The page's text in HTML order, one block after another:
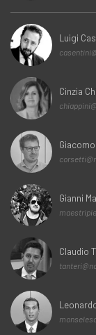
Luigi
Cinzia
Gianni
Claudio